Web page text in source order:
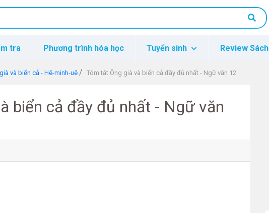
tra Phương trình hóa học Tuyển sinh Review Sách
và biển cả - Hê-minh-uê Tóm tắt Ông già và biển cả đầy đủ nhất - Ngữ văn 12
biển cả đầy đủ nhất - Ngữ văn